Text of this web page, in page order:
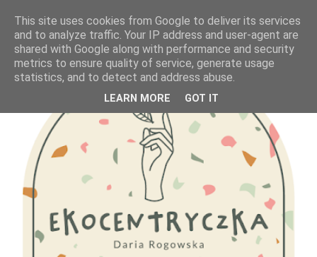
This site uses cookies from Google to deliver its services
and to analyze traffic. Your IP address and user-agent are
shared with Google along with performance and security
metrics to ensure quality of service, generate usage
statistics, and to detect and address abuse.
LEARN MORE GOT IT